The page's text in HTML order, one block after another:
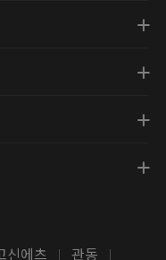
신에츠 | 관동 |